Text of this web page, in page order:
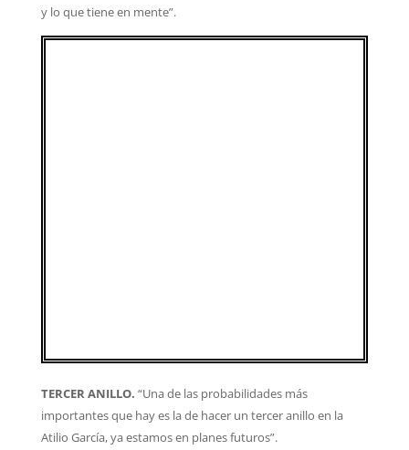
y lo que tiene en mente”.
TERCER ANILLO. “Una de las probabilidades más
importantes que hay es la de hacer un tercer anillo en la
Atilio García, ya estamos en planes futuros”.